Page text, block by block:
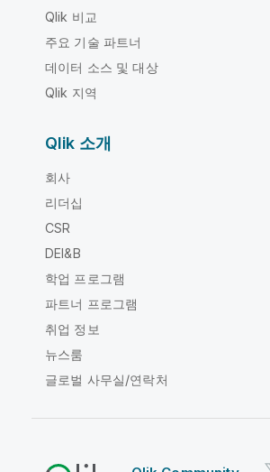
Qlik 비교
주요 기술 파트너
데이터 소스 및 대상
Qlik 지역
Qlik 소개
회사
리더십
CSR
DEI&B
학업 프로그램
파트너 프로그램
취업 정보
뉴스룸
글로벌 사무실/연락처